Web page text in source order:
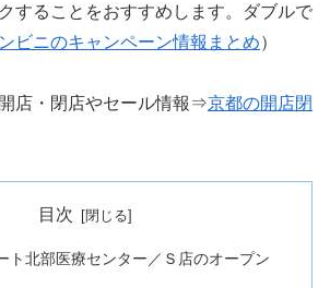
することをおすすめします。ダブルで
ビニのキャンペーン情報まとめ）
店・閉店やセール情報⇒京都の開店閉
目次
ト北部医療センター／Ｓ店のオープン